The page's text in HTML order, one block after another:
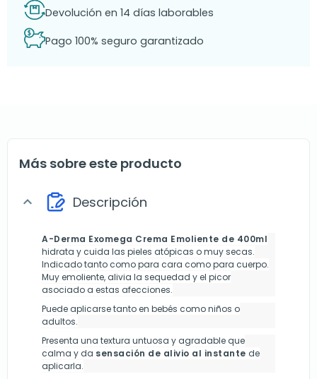
Devolución en 14 días laborables
Pago 100% seguro garantizado
Más sobre este producto
expand_more Descripción
A-Derma Exomega Crema Emoliente de 400ml
hidrata y cuida las pieles atópicas o muy secas.
Indicado tanto como para cara como para cuerpo.
Muy emoliente, alivia la sequedad y el picor
asociado a estas afecciones.
Puede aplicarse tanto en bebés como niños o
adultos.
Presenta una textura untuosa y agradable que
calma y da sensación de alivio al instante de
aplicarla.